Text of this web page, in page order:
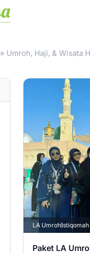
» Umroh, Haji, & Wisata
LA Umroh
Paket LA